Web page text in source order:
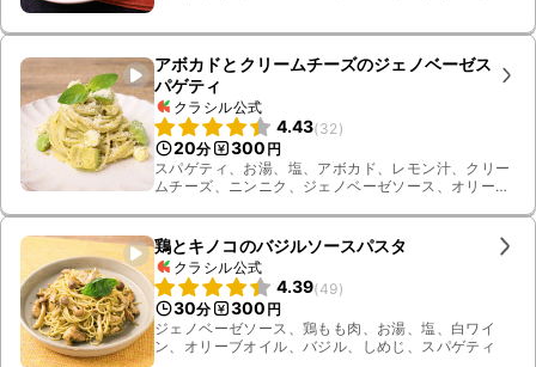
アボカドとクリームチーズのジェノベーゼス
パゲティ
クラシル公式
4.43(32 )
20分 300 円
スパゲティ、お湯、塩、アボカド、レモン汁、クリー
ムチーズ、ニンニク、ジェノベーゼソース、オリーブ
鶏とキノコのバジルソースパスタ
クラシル公式
4.39(49)
30分 300 円
ジェノベーゼソース、鶏もも肉、お湯、塩、白ワイ
ン、オリーブオイル、バジル、しめじ、スパゲティ